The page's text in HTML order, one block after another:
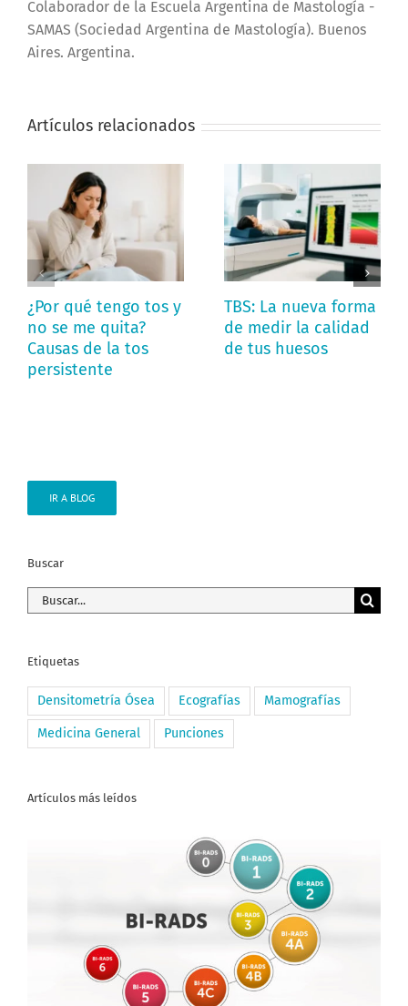
Colaborador de la Escuela Argentina de Mastología -
SAMAS (Sociedad Argentina de Mastología). Buenos
Aires. Argentina.
Artículos relacionados
¿Por qué tengo tos y
no se me quita?
Causas de la tos
persistente
TBS: La nueva forma
de medir la calidad
de tus huesos
IR A BLOG
Buscar
Buscar:
Etiquetas
Densitometría Ósea Ecografías Mamografías
Medicina General Punciones
Artículos más leídos